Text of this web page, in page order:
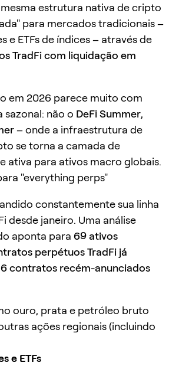
estrutura nativa de cripto
para mercados tradicionais –
e ETFs de índices – através de
TradFi com liquidação em
em 2026 parece muito com
sazonal: não o DeFi Summer,
– onde a infraestrutura de
se torna a camada de
ativa para ativos macro globais.
"everything perps"
constantemente sua linha
desde janeiro. Uma análise
aponta para 69 ativos
perpétuos TradFi já
contratos recém-anunciados
ouro, prata e petróleo bruto
ações regionais (incluindo
e ETFs